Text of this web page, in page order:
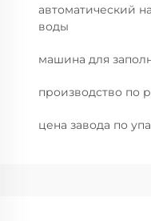
автоматический
воды
машина для
производство по
цена завода по